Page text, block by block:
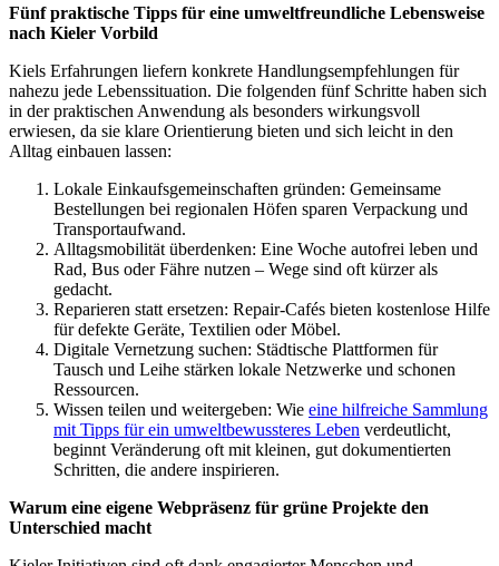
Fünf praktische Tipps für eine umweltfreundliche Lebensweise
nach Kieler Vorbild
Kiels Erfahrungen liefern konkrete Handlungsempfehlungen für
nahezu jede Lebenssituation. Die folgenden fünf Schritte haben sich
in der praktischen Anwendung als besonders wirkungsvoll
erwiesen, da sie klare Orientierung bieten und sich leicht in den
Alltag einbauen lassen:
Lokale Einkaufsgemeinschaften gründen: Gemeinsame
Bestellungen bei regionalen Höfen sparen Verpackung und
Transportaufwand.
Alltagsmobilität überdenken: Eine Woche autofrei leben und
Rad, Bus oder Fähre nutzen – Wege sind oft kürzer als
gedacht.
Reparieren statt ersetzen: Repair-Cafés bieten kostenlose Hilfe
für defekte Geräte, Textilien oder Möbel.
Digitale Vernetzung suchen: Städtische Plattformen für
Tausch und Leihe stärken lokale Netzwerke und schonen
Ressourcen.
Wissen teilen und weitergeben: Wie eine hilfreiche Sammlung
mit Tipps für ein umweltbewussteres Leben verdeutlicht,
beginnt Veränderung oft mit kleinen, gut dokumentierten
Schritten, die andere inspirieren.
Warum eine eigene Webpräsenz für grüne Projekte den
Unterschied macht